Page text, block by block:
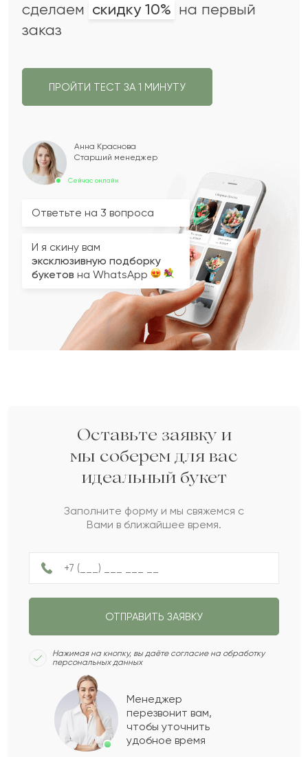
сделаем скидку 10% на первый
заказ
ПРОЙТИ ТЕСТ ЗА 1 МИНУТУ
Сейчас онлайн
Анна Краснова
Старший менеджер
Ответьте на 3 вопроса
И я скину вам
эксклюзивную подборку
букетов на WhatsApp
до 100 Br до 200 Br
до 300 Br
СЛЕДУЮЩИЙ ВОПРОС
Женщине Мужчине
СЛЕДУЮЩИЙ ВОПРОС
:
НАЗАД
Оставьте заявку и
мы соберем для вас
идеальный букет
Заполните форму и мы свяжемся с
Вами в ближайшее время.
ОТПРАВИТЬ ЗАЯВКУ
Нажимая на кнопку, вы даёте согласие на обработку
персональных данных
Менеджер
перезвонит вам,
чтобы уточнить
удобное время